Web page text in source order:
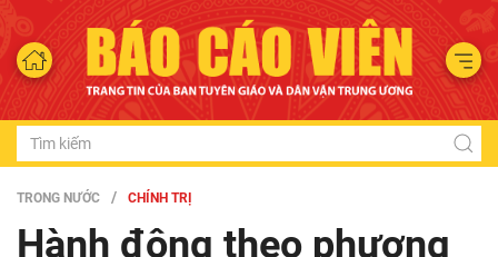
TRONG NƯỚC CHÍNH TRỊ
Hành động theo phương